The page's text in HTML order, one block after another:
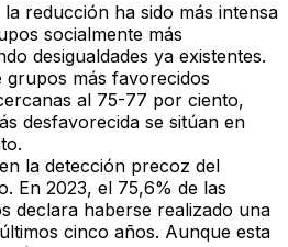
reducción ha sido más intensa
socialmente más
desigualdades ya existentes.
grupos más favorecidos
al 75-77 por ciento,
desfavorecida se sitúan en
la detección precoz del
. En 2023, el 75,6% de las
declara haberse realizado una
cinco años. Aunque esta